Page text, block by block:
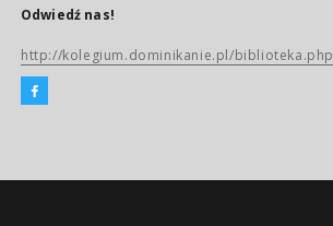
Odwiedź nas!
http://kolegium.dominikanie.pl/biblioteka.php